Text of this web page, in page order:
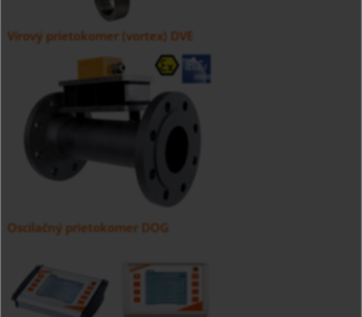
Vírový prietokomer (vortex) DVE
Oscilačný prietokomer DOG